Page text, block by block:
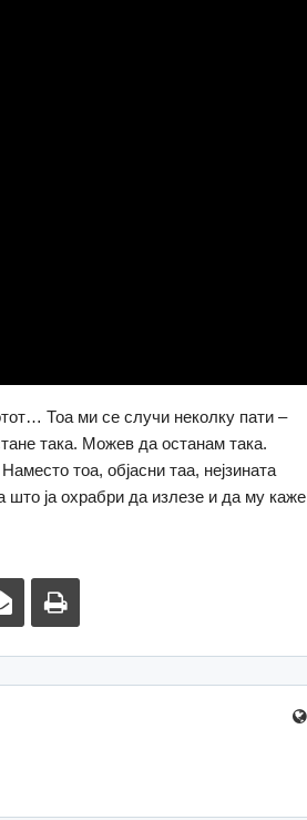
Тоа ми се случи неколку пати –
така. Можев да останам така.
тоа, објасни таа, нејзината
ја охрабри да излезе и да му каже